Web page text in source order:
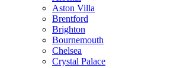
Aston Villa
Brentford
Brighton
Bournemouth
Chelsea
Crystal Palace